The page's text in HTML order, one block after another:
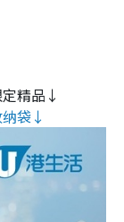
精品↓
袋↓